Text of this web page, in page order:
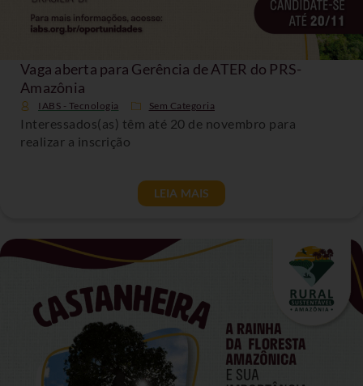
Vaga aberta para Gerência de ATER do PRS-
Amazônia
IABS - Tecnologia Sem Categoria
Interessados(as) têm até 20 de novembro para
realizar a inscrição
LEIA MAIS